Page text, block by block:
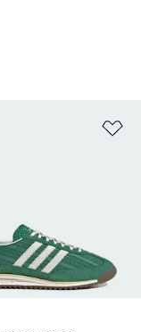
Liste de produits